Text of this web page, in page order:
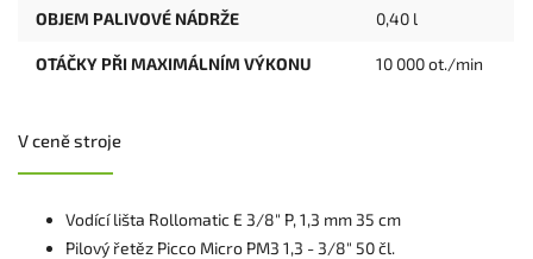
OBJEM PALIVOVÉ NÁDRŽE 0,40 l
OTÁČKY PŘI MAXIMÁLNÍM VÝKONU 10 000 ot./min
V ceně stroje
Vodící lišta Rollomatic E 3/8" P, 1,3 mm 35 cm
Pilový řetěz Picco Micro PM3 1,3 - 3/8" 50 čl.